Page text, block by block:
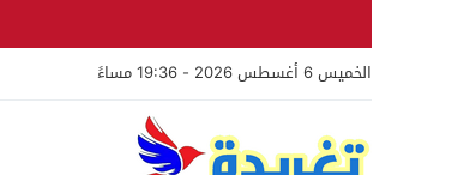
الخميس 6 أغسطس 2026 - 19:36 مساءً